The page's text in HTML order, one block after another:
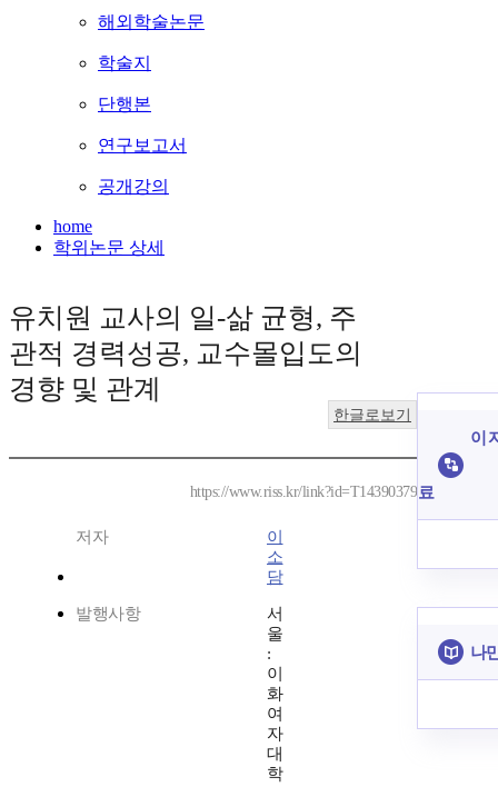
해외학술논문
학술지
단행본
연구보고서
공개강의
home
학위논문 상세
유치원 교사의 일-삶 균형, 주
관적 경력성공, 교수몰입도의
경향 및 관계
한글로보기
https://www.riss.kr/link?id=T14390379
저자
이
소
담
발행사항
서
울
:
이
화
여
자
대
학
이
료
나